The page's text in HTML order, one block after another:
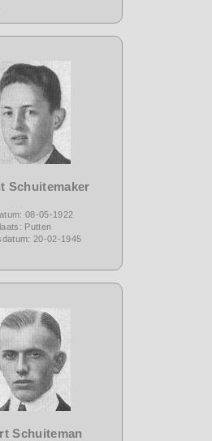
Schuitemaker
08-05-1922
Putten
20-02-1945
Schuiteman